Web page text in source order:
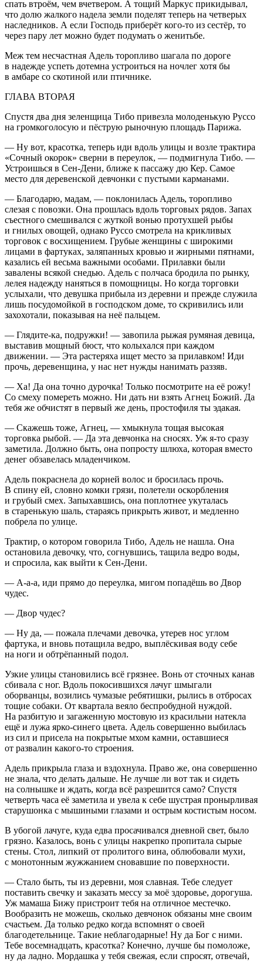
спать втроём, чем вчетвером. А тощий Маркус прикидывал,
что долю жалкого надела земли поделят теперь на четверых
наследников. А если Господь приберёт кого-то из сестёр, то
через пару лет можно будет подумать о женитьбе.
Меж тем несчастная Адель торопливо шагала по дороге
в надежде успеть дотемна устроиться на ночлег хотя бы
в амбаре со скотиной или птичнике.
ГЛАВА ВТОРАЯ
Спустя два дня зеленщица Тибо привезла молоденькую Руссо
на громкоголосую и пёструю рыночную площадь Парижа.
— Ну вот, красотка, теперь иди вдоль улицы и возле трактира
«Сочный окорок» сверни в переулок, — подмигнула Тибо. —
Устроишься в Сен-Дени, ближе к пассажу дю Кер. Самое
место для деревенской девчонки с пустыми карманами.
— Благодарю, мадам, — поклонилась Адель, торопливо
слезая с повозки. Она прошлась вдоль торговых рядов. Запах
съестного смешивался с жуткой вонью протухшей рыбы
и гнилых овощей, однако Руссо смотрела на крикливых
торговок с восхищением. Грубые женщины с широкими
лицами в фартуках, заляпанных кровью и жирными пятнами,
казались ей весьма важными особами. Прилавки были
завалены всякой снедью. Адель с полчаса бродила по рынку,
лелея надежду наняться в помощницы. Но когда торговки
услыхали, что девушка прибыла из деревни и прежде служила
лишь посудомойкой в господском доме, то скривились или
захохотали, показывая на неё пальцем.
— Глядите-ка, подружки! — завопила рыжая румяная девица,
выставив мощный бюст, что колыхался при каждом
движении. — Эта растеряха ищет место за прилавком! Иди
прочь, деревенщина, у нас нет нужды нанимать раззяв.
— Ха! Да она точно дурочка! Только посмотрите на её рожу!
Со смеху помереть можно. Ни дать ни взять Агнец Божий. Да
тебя же обчистят в первый же день, простофиля ты эдакая.
— Скажешь тоже, Агнец, — хмыкнула тощая высокая
торговка рыбой. — Да эта девчонка на сносях. Уж я-то сразу
заметила. Должно быть, она попросту шлюха, которая вместо
денег обзавелась младенчиком.
Адель покраснела до корней волос и бросилась прочь.
В спину ей, словно комки грязи, полетели оскорбления
и грубый смех. Запыхавшись, она поплотнее укуталась
в старенькую шаль, стараясь прикрыть живот, и медленно
побрела по улице.
Трактир, о котором говорила Тибо, Адель не нашла. Она
остановила девочку, что, согнувшись, тащила ведро воды,
и спросила, как выйти к Сен-Дени.
— А-а-а, иди прямо до переулка, мигом попадёшь во Двор
чудес.
— Двор чудес?
— Ну да, — пожала плечами девочка, утерев нос углом
фартука, и вновь потащила ведро, выплёскивая воду себе
на ноги и обтрёпанный подол.
Узкие улицы становились всё грязнее. Вонь от сточных канав
сбивала с ног. Вдоль покосившихся лачуг шмыгали
оборванцы, возились чумазые ребятишки, рылись в отбросах
тощие собаки. От квартала веяло беспробудной нуждой.
На разбитую и загаженную мостовую из красильни натекла
ещё и лужа ярко-синего цвета. Адель совершенно выбилась
из сил и присела на покрытые мхом камни, оставшиеся
от развалин какого-то строения.
Адель прикрыла глаза и вздохнула. Право же, она совершенно
не знала, что делать дальше. Не лучше ли вот так и сидеть
на солнышке и ждать, когда всё разрешится само? Спустя
четверть часа её заметила и увела к себе шустрая пронырливая
старушонка с мышиными глазами и острым костистым носом.
В убогой лачуге, куда едва просачивался дневной свет, было
грязно. Казалось, вонь с улицы накрепко пропитала сырые
стены. Стол, липкий от пролитого вина, облюбовали мухи,
с монотонным жужжанием сновавшие по поверхности.
— Стало быть, ты из деревни, моя славная. Тебе следует
поставить свечку и заказать мессу за моё здоровье, дорогуша.
Уж мамаша Бижу пристроит тебя на отличное местечко.
Вообразить не можешь, сколько девчонок обязаны мне своим
счастьем. Да только редко когда вспомнят о своей
благодетельнице. Такие неблагодарные! Ну да Бог с ними.
Тебе восемнадцать, красотка? Конечно, лучше бы помоложе,
ну да ладно. Мордашка у тебя свежая, если спросят, отвечай,